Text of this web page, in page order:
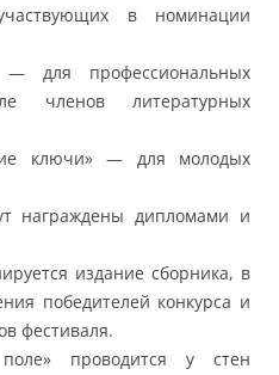
в номинации
для профессиональных
членов литературных
ключи» — для молодых
награждены дипломами и
издание сборника, в
победителей конкурса и
фестиваля.
проводится у стен